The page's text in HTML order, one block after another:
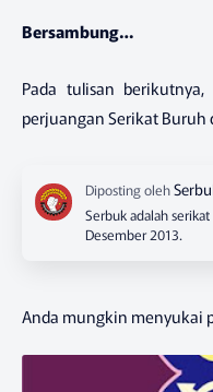
Bersambung…
Pada tulisan
perjuangan Serikat Buruh
Serbuk adalah
Desember 2013.
Anda mungkin menyukai